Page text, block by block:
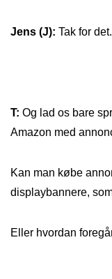
Jens (J): Tak for det.
T: Og lad os bare
Amazon med
Kan man købe
displaybannere,
Eller hvordan